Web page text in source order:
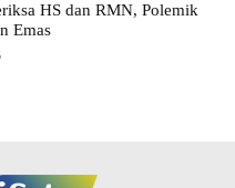
HS dan RMN, Polemik
Emas